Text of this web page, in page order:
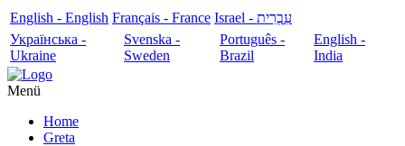
English - English Français - France
עִבְרִית - Israel
Українська -
Ukraine
Svenska -
Sweden
Português -
Brazil
English -
India
Menü
Home
Greta